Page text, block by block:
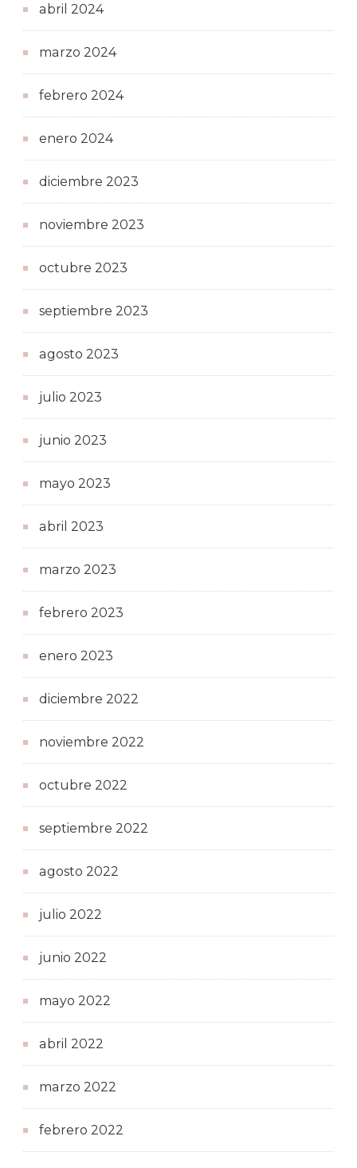
abril 2024
marzo 2024
febrero 2024
enero 2024
diciembre 2023
noviembre 2023
octubre 2023
septiembre 2023
agosto 2023
julio 2023
junio 2023
mayo 2023
abril 2023
marzo 2023
febrero 2023
enero 2023
diciembre 2022
noviembre 2022
octubre 2022
septiembre 2022
agosto 2022
julio 2022
junio 2022
mayo 2022
abril 2022
marzo 2022
febrero 2022